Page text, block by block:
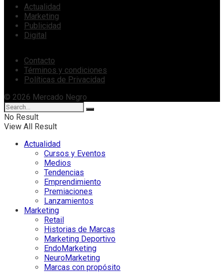
Actualidad
Marketing
Publicidad
Digital
Contacto
Términos y condiciones
Políticas de Privacidad
© 2026 Mercado Negro
No Result
View All Result
Actualidad
Cursos y Eventos
Medios
Tendencias
Emprendimiento
Premiaciones
Lanzamientos
Marketing
Retail
Historias de Marcas
Marketing Deportivo
EndoMarketing
NeuroMarketing
Marcas con propósito